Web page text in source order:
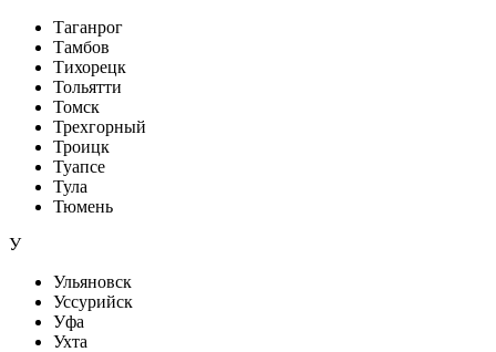
Таганрог
Тамбов
Тихорецк
Тольятти
Томск
Трехгорный
Троицк
Туапсе
Тула
Тюмень
У
Ульяновск
Уссурийск
Уфа
Ухта